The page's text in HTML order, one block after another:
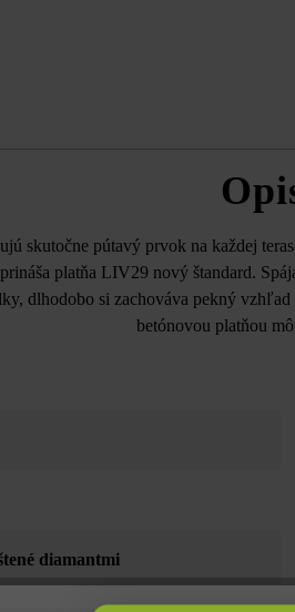
skutočne pútavý prvok na každej
platňa LIV29 nový štandard.
dlhodobo si zachováva pekný
betónovou platňou
diamantmi